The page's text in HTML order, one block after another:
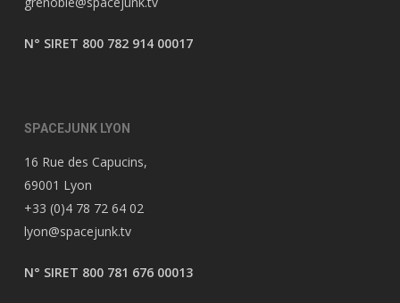
N° SIRET 800 782 914 00017
SPACEJUNK LYON
16 Rue des Capucins,
69001 Lyon
+33 (0)4 78 72 64 02
lyon@spacejunk.tv
N° SIRET 800 781 676 00013